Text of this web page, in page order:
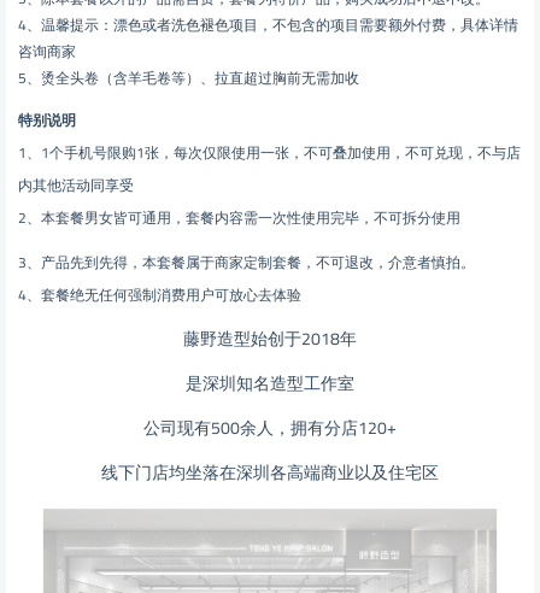
4、温馨提示：漂色或者洗色褪色项目，不包含的项目需要额外付费，具体详情
咨询商家
5、烫全头卷（含羊毛卷等）、拉直超过胸前无需加收
特别说明
1、1个手机号限购1张，每次仅限使用一张，不可叠加使用，不可兑现，不与店
内其他活动同享受
2、本套餐男女皆可通用，套餐内容需一次性使用完毕，不可拆分使用
3、产品先到先得，本套餐属于商家定制套餐，不可退改，介意者慎拍。
4、套餐绝无任何强制消费用户可放心去体验
藤野造型始创于2018年
是深圳知名造型工作室
公司现有500余人，拥有分店120+
线下门店均坐落在深圳各高端商业以及住宅区